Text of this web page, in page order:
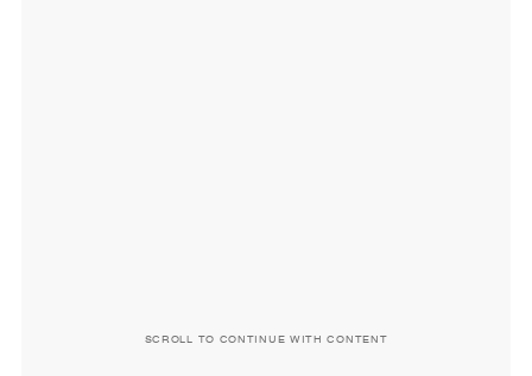
SCROLL TO CONTINUE WITH CONTENT